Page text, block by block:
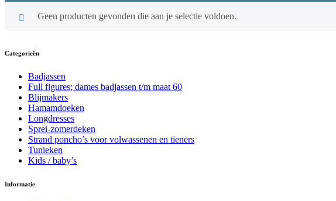
Geen producten gevonden die aan je selectie voldoen.
Categorieën
Badjassen
Full figures; dames badjassen t/m maat 60
Blijmakers
Hamamdoeken
Longdresses
Sprei-zomerdeken
Strand poncho’s voor volwassenen en tieners
Tunieken
Kids / baby’s
Informatie